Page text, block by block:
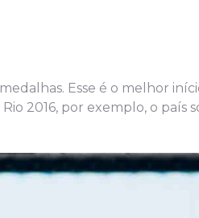
Esse é o melhor
2016, por exemplo, o país